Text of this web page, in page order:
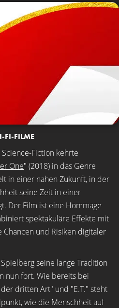
FI-FILME
Fiction kehrte
One" (2018) in das Genre
in einer nahen Zukunft, in der
seine Zeit in einer
Der Film ist eine Hommage
spektakuläre Effekte mit
und Risiken digitaler
seine lange Tradition
nun fort. Wie bereits bei
dritten Art" und "E.T." steht
wie die Menschheit auf